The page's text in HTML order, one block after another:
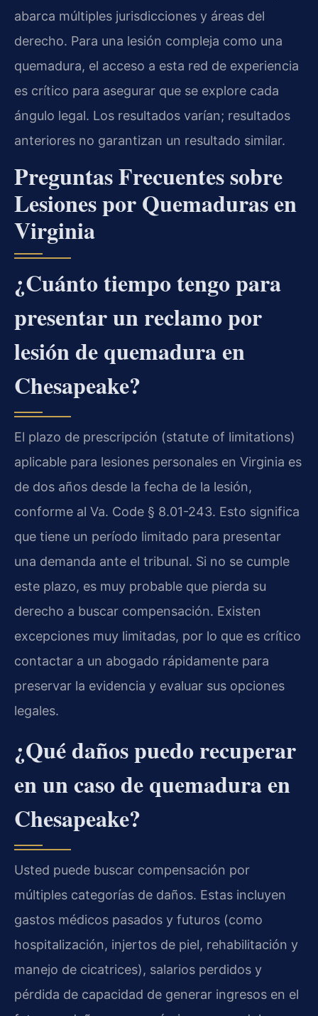
abarca múltiples jurisdicciones y áreas del
derecho. Para una lesión compleja como una
quemadura, el acceso a esta red de experiencia
es crítico para asegurar que se explore cada
ángulo legal. Los resultados varían; resultados
anteriores no garantizan un resultado similar.
Preguntas Frecuentes sobre
Lesiones por Quemaduras en
Virginia
¿Cuánto tiempo tengo para
presentar un reclamo por
lesión de quemadura en
Chesapeake?
El plazo de prescripción (statute of limitations)
aplicable para lesiones personales en Virginia es
de dos años desde la fecha de la lesión,
conforme al Va. Code § 8.01-243. Esto significa
que tiene un período limitado para presentar
una demanda ante el tribunal. Si no se cumple
este plazo, es muy probable que pierda su
derecho a buscar compensación. Existen
excepciones muy limitadas, por lo que es crítico
contactar a un abogado rápidamente para
preservar la evidencia y evaluar sus opciones
legales.
¿Qué daños puedo recuperar
en un caso de quemadura en
Chesapeake?
Usted puede buscar compensación por
múltiples categorías de daños. Estas incluyen
gastos médicos pasados y futuros (como
hospitalización, injertos de piel, rehabilitación y
manejo de cicatrices), salarios perdidos y
pérdida de capacidad de generar ingresos en el